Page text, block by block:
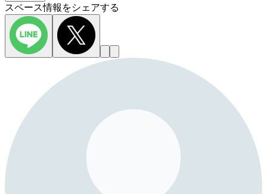
スペース情報をシェアする